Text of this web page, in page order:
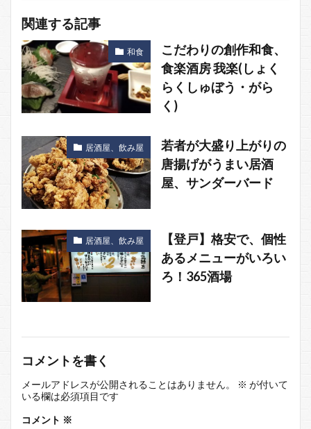
関連する記事
和食
こだわりの創作和食、
食楽酒房 我楽(しょく
らくしゅぼう・がら
く)
居酒屋、飲み屋
若者が大盛り上がりの
唐揚げがうまい居酒
屋、サンダーバード
居酒屋、飲み屋
【登戸】格安で、個性
あるメニューがいろい
ろ！365酒場
コメントを書く
メールアドレスが公開されることはありません。 ※ が付いて
いる欄は必須項目です
コメント ※